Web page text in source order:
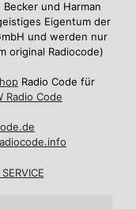
und Harman
Eigentum der
und werden nur
original Radiocode)
Radio Code für
Radio Code